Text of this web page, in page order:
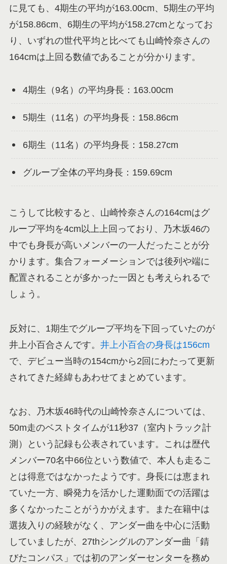
に見ても、4期生の平均が163.00cm、5期生の平均
が158.86cm、6期生の平均が158.27cmとなってお
り、いずれの世代平均と比べても山崎怜奈さんの
164cmは上回る数値であることが分かります。
4期生（9名）の平均身長：163.00cm
5期生（11名）の平均身長：158.86cm
6期生（11名）の平均身長：158.27cm
グループ全体の平均身長：159.69cm
こうして比較すると、山崎怜奈さんの164cmはグ
ループ平均を4cm以上上回っており、乃木坂46の
中でも身長が高いメンバーの一人だったことが分
かります。集合フォーメーションでは後列や端に
配置されることが多かった一因とも考えられるで
しょう。
反対に、1期生でグループ平均を下回っていたのが
井上小百合さんです。 井上小百合の身長は156cm
で、デビュー当時の154cmから2回にわたって更新
されてきた経緯もあわせてまとめています。
なお、乃木坂46時代の山崎怜奈さんについては、
50m走のベストタイムが11秒37（室内トラック計
測）という記録も公表されています。これは歴代
メンバー70名中66位という数値で、本人も走るこ
とは得意ではなかったようです。身長には恵まれ
ていた一方、瞬発力を活かした運動面での活躍は
多くなかったことがうかがえます。また在籍中は
選抜入りの経験がなく、アンダー曲を中心に活動
していましたが、27thシングルのアンダー曲「錆
びたコンパス」では初のアンダーセンターを務め